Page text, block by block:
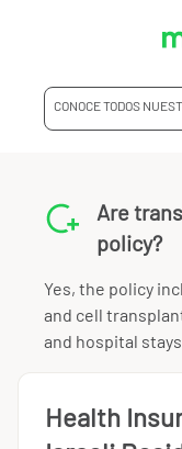
CONOCE TODOS
Are
policy?
Yes, the policy
and cell
and hospital stays.
Health